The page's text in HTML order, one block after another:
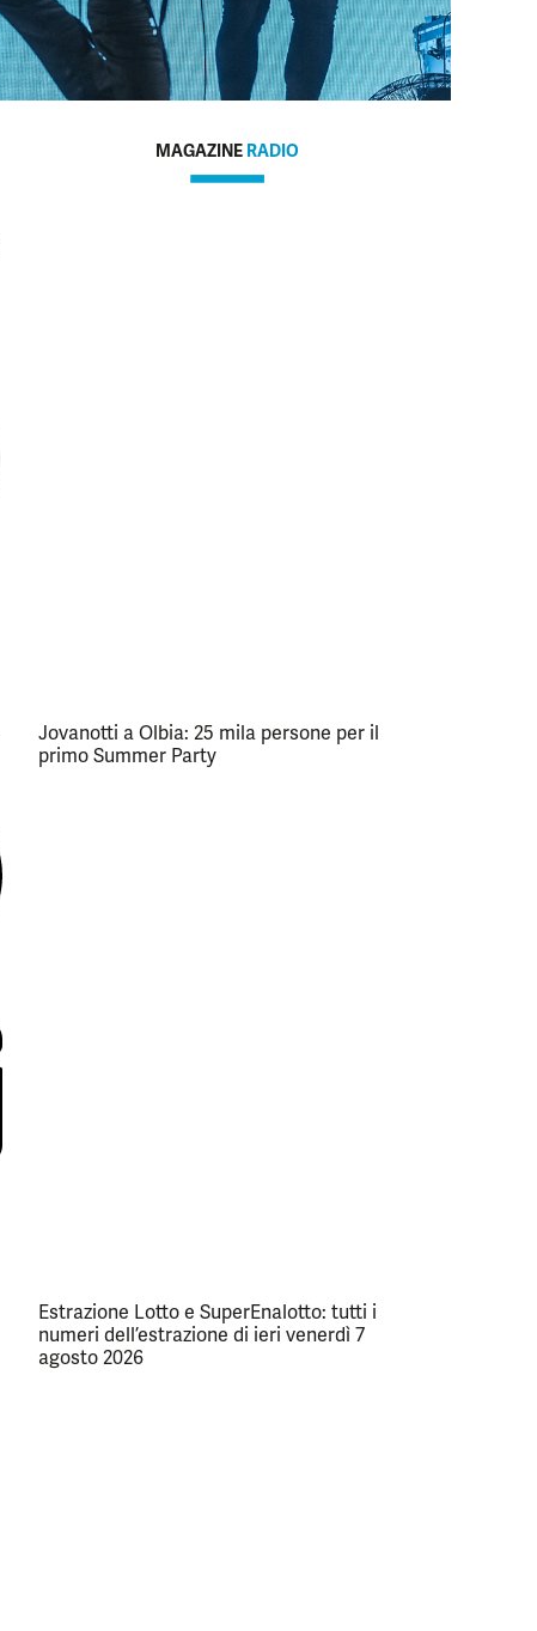
MAGAZINE RADIO
Jovanotti a Olbia: 25 mila persone per il
primo Summer Party
Estrazione Lotto e SuperEnalotto: tutti i
numeri dell’estrazione di ieri venerdì 7
agosto 2026